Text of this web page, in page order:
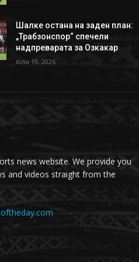
Шалке остана на заден план:
„Трабзонспор“ спечели
надпреварата за Озкакар
юли 19, 2026
news website. We provide you
and videos straight from the